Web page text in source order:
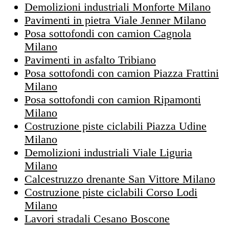
Demolizioni industriali Monforte Milano
Pavimenti in pietra Viale Jenner Milano
Posa sottofondi con camion Cagnola
Milano
Pavimenti in asfalto Tribiano
Posa sottofondi con camion Piazza Frattini
Milano
Posa sottofondi con camion Ripamonti
Milano
Costruzione piste ciclabili Piazza Udine
Milano
Demolizioni industriali Viale Liguria
Milano
Calcestruzzo drenante San Vittore Milano
Costruzione piste ciclabili Corso Lodi
Milano
Lavori stradali Cesano Boscone